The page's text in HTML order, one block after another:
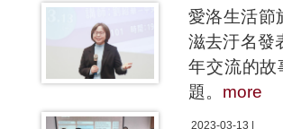
愛洛生活節
滋去汙名發
年交流的故
題。 more
2023-03-13 |